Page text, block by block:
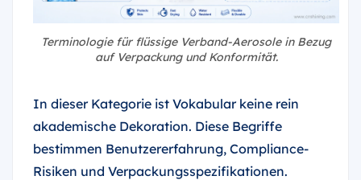
Terminologie für flüssige Verband-Aerosole in Bezug
auf Verpackung und Konformität.
In dieser Kategorie ist Vokabular keine rein
akademische Dekoration. Diese Begriffe
bestimmen Benutzererfahrung, Compliance-
Risiken und Verpackungsspezifikationen.